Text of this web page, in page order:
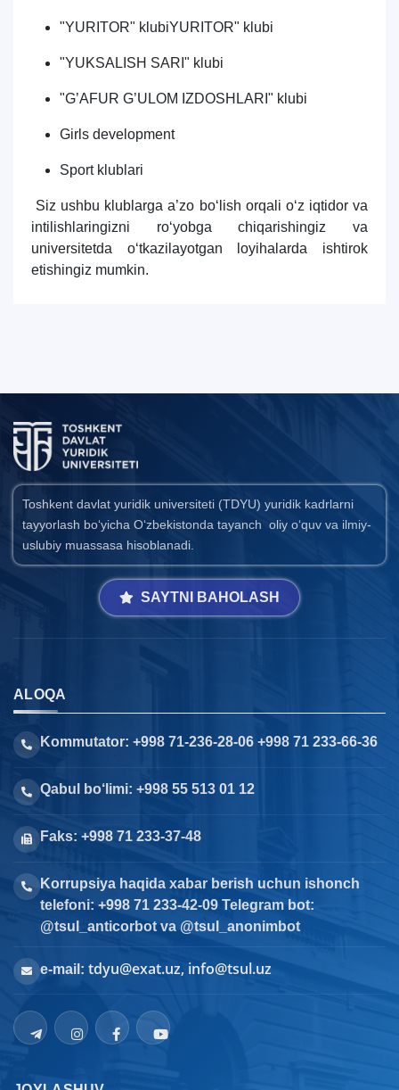
"YURITOR" klubiYURITOR" klubi
"YUKSALISH SARI" klubi
"G’AFUR G’ULOM IZDOSHLARI" klubi
Girls development
Sport klublari
Siz ushbu klublarga a’zo bo‘lish orqali o‘z iqtidor va
intilishlaringizni ro‘yobga chiqarishingiz va
universitetda o‘tkazilayotgan loyihalarda ishtirok
etishingiz mumkin.
Toshkent davlat yuridik universiteti (TDYU) yuridik kadrlarni
tayyorlash bo‘yicha O‘zbekistonda tayanch oliy o‘quv va ilmiy-
uslubiy muassasa hisoblanadi.
SAYTNI BAHOLASH
ALOQA
Kommutator: +998 71-236-28-06 +998 71 233-66-36
Qabul bo‘limi: +998 55 513 01 12
Faks: +998 71 233-37-48
Korrupsiya haqida xabar berish uchun ishonch
telefoni: +998 71 233-42-09 Telegram bot:
@tsul_anticorbot va @tsul_anonimbot
e-mail: tdyu@exat.uz, info@tsul.uz